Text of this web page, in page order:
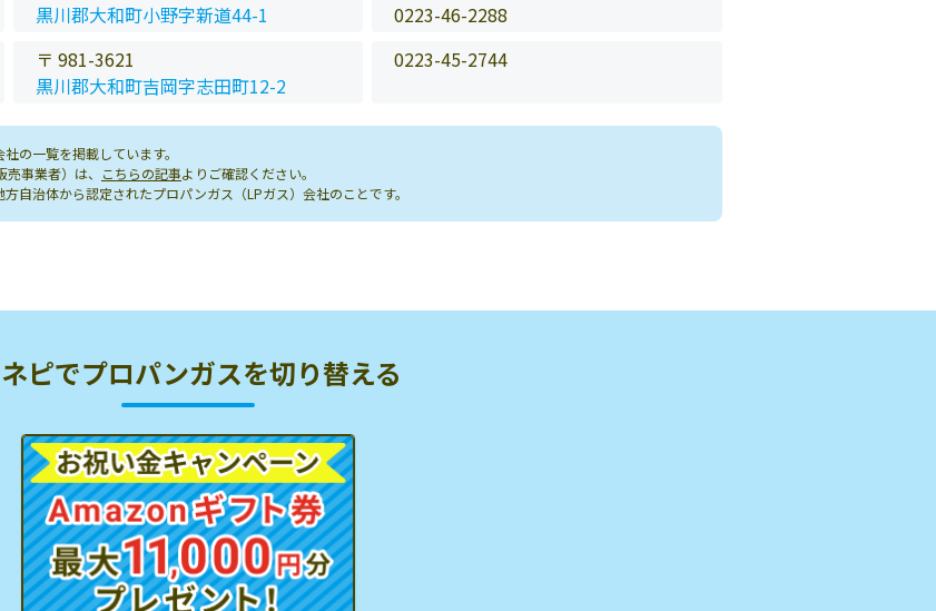
黒川郡大和町小野字新道44-1
0223-46-2288
〒 981-3621
黒川郡大和町吉岡字志田町12-2
0223-45-2744
の一覧を掲載しています。
事業者）は、
こちらの記事よりご確認ください。
自治体から認定されたプロパンガス（LPガス）会社のことです。
ピでプロパンガスを切り替える